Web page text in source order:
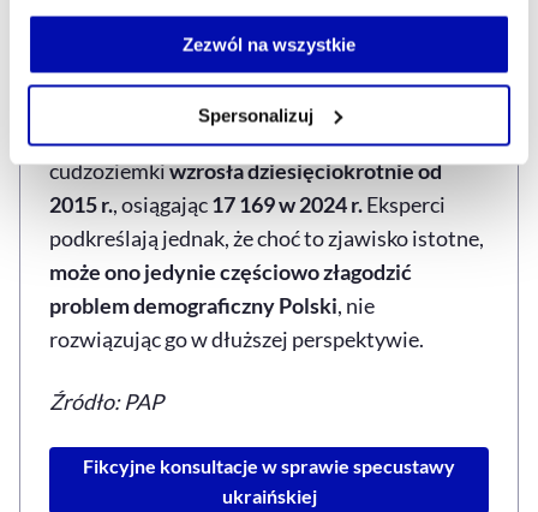
Jeżeli nie wyrażasz zgody na zapisywanie plików cookie,
możesz łatwo zarządzać swoimi uprawnieniami, np. we
własnej przeglądarce internetowej lub po wybraniu opcji
naszejPolityce Prywatności.
Zezwól na wszystkie
Spersonalizuj
polskiego obywatelstwa – niemal
więcej niż w 2020 r., gdy było ich10 720.
Według GUS liczba urodzeń przez matki
cudzoziemkiwzrosła dziesięciokrotnie od
2015 r., osiągając17 169 w 2024 r.Eksperci
podkreślają jednak, że choć to zjawisko istotne,
może ono jedynie częściowo złagodzić
problem demograficzny Polski, nie
rozwiązując go w dłuższej perspektywie.
Źródło: PAP
Fikcyjne konsultacje w sprawie specustawy
ukraińskiej